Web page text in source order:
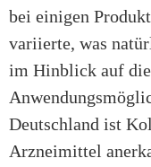
bei einigen
variierte, was
im Hinblick auf
Deutschland ist
Arzneimittel